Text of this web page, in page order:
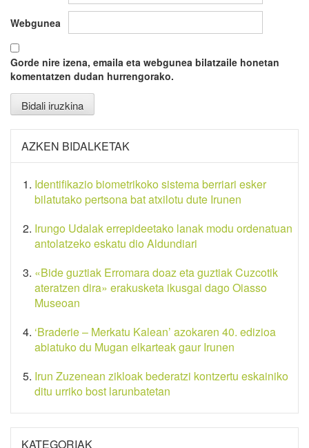
Webgunea
Gorde nire izena, emaila eta webgunea bilatzaile honetan
komentatzen dudan hurrengorako.
AZKEN BIDALKETAK
Identifikazio biometrikoko sistema berriari esker
bilatutako pertsona bat atxilotu dute Irunen
Irungo Udalak errepideetako lanak modu ordenatuan
antolatzeko eskatu dio Aldundiari
«Bide guztiak Erromara doaz eta guztiak Cuzcotik
ateratzen dira» erakusketa ikusgai dago Oiasso
Museoan
‘Braderie – Merkatu Kalean’ azokaren 40. edizioa
abiatuko du Mugan elkarteak gaur Irunen
Irun Zuzenean zikloak bederatzi kontzertu eskainiko
ditu urriko bost larunbatetan
KATEGORIAK